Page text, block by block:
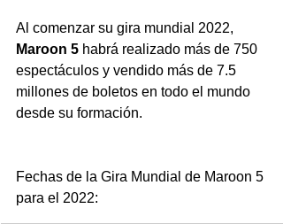
Al comenzar su gira mundial 2022,
Maroon 5 habrá realizado más de 750
espectáculos y vendido más de 7.5
millones de boletos en todo el mundo
desde su formación.
Fechas de la Gira Mundial de Maroon 5
para el 2022: